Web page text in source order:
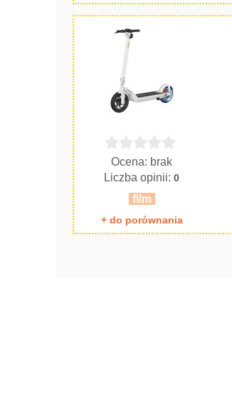
Ocena: brak
Liczba opinii:0
film
+ do porównania